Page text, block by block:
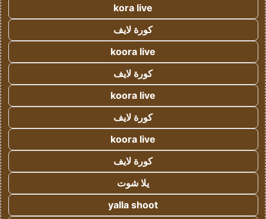
kora live
كورة لايف
koora live
كورة لايف
koora live
كورة لايف
koora live
كورة لايف
يلا شوت
yalla shoot